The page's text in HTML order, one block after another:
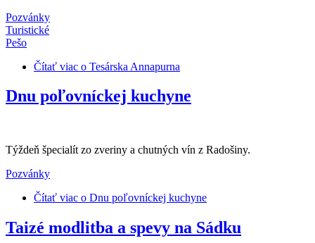
Pozvánky
Turistické
Pešo
Čítať viac o Tesárska Annapurna
Dnu poľovníckej kuchyne
Týždeň špecialít zo zveriny a chutných vín z Radošiny.
Pozvánky
Čítať viac o Dnu poľovníckej kuchyne
Taizé modlitba a spevy na Sádku